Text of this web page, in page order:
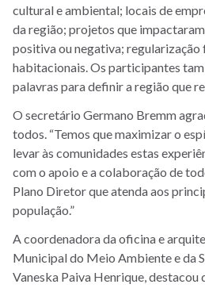
cultural e ambiental; locais de
da região; projetos que
positiva ou negativa; regularização
habitacionais. Os participantes
palavras para definir a região que
O secretário Germano Bremm
todos. “Temos que maximizar o
levar às comunidades estas
com o apoio e a colaboração de
Plano Diretor que atenda aos
população.”
A coordenadora da oficina e
Municipal do Meio Ambiente e da
Vaneska Paiva Henrique,